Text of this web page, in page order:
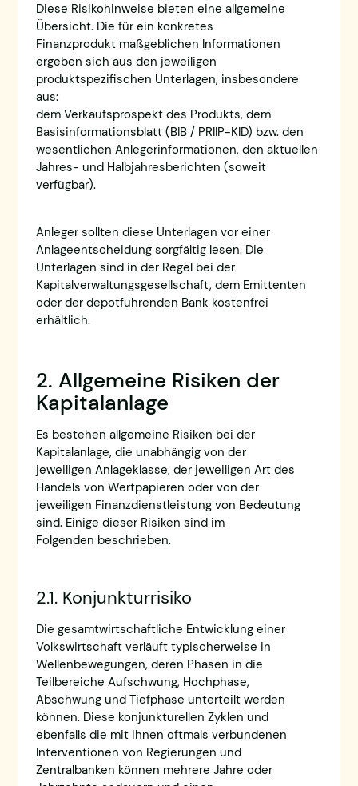
Diese Risikohinweise bieten eine allgemeine
Übersicht. Die für ein konkretes
Finanzprodukt maßgeblichen Informationen
ergeben sich aus den jeweiligen
produktspezifischen Unterlagen, insbesondere
aus:
dem Verkaufsprospekt des Produkts, dem
Basisinformationsblatt (BIB / PRIIP-KID) bzw. den
wesentlichen Anlegerinformationen, den aktuellen
Jahres- und Halbjahresberichten (soweit
verfügbar).
Anleger sollten diese Unterlagen vor einer
Anlageentscheidung sorgfältig lesen. Die
Unterlagen sind in der Regel bei der
Kapitalverwaltungsgesellschaft, dem Emittenten
oder der depotführenden Bank kostenfrei
erhältlich.
2. Allgemeine Risiken der
Kapitalanlage
Es bestehen allgemeine Risiken bei der
Kapitalanlage, die unabhängig von der
jeweiligen Anlageklasse, der jeweiligen Art des
Handels von Wertpapieren oder von der
jeweiligen Finanzdienstleistung von Bedeutung
sind. Einige dieser Risiken sind im
Folgenden beschrieben.
2.1. Konjunkturrisiko
Die gesamtwirtschaftliche Entwicklung einer
Volkswirtschaft verläuft typischerweise in
Wellenbewegungen, deren Phasen in die
Teilbereiche Aufschwung, Hochphase,
Abschwung und Tiefphase unterteilt werden
können. Diese konjunkturellen Zyklen und
ebenfalls die mit ihnen oftmals verbundenen
Interventionen von Regierungen und
Zentralbanken können mehrere Jahre oder